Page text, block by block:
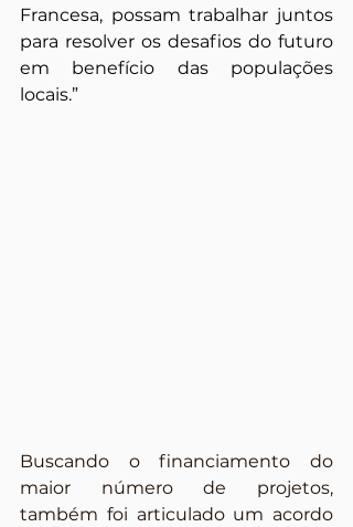
Francesa, possam trabalhar juntos
para resolver os desafios do futuro
em benefício das populações
locais.”
Buscando o financiamento do
maior número de projetos,
também foi articulado um acordo